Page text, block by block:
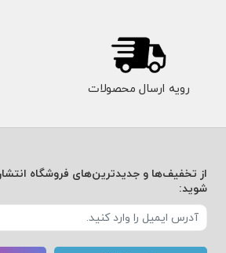
رویه ارسال محصولات
از تخفیف‌ها و جدیدترین‌های فروشگاه
شوید: